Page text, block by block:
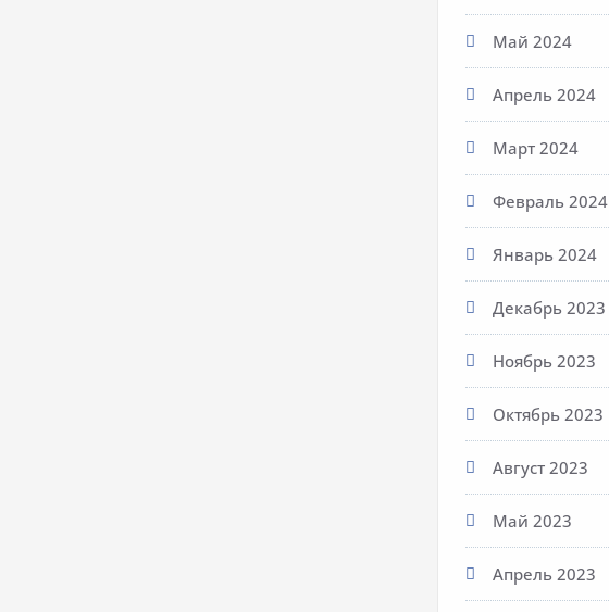
Май 2024
Апрель 2024
Март 2024
Февраль 2024
Январь 2024
Декабрь 2023
Ноябрь 2023
Октябрь 2023
Август 2023
Май 2023
Апрель 2023